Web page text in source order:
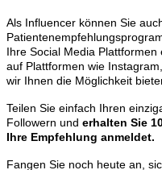
Als Influencer können Sie
Ihre Social Media Plattformen
auf Plattformen wie
wir Ihnen die Möglichkeit
Teilen Sie einfach Ihren
Followern und erhalten Sie
Ihre Empfehlung anmeldet.
Fangen Sie noch heute an,